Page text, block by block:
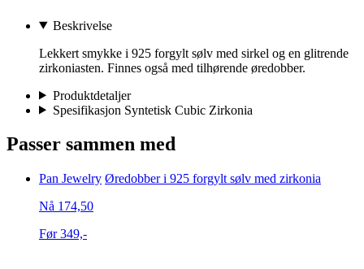
Beskrivelse
Lekkert smykke i 925 forgylt sølv med sirkel og en glitrende
zirkoniasten. Finnes også med tilhørende øredobber.
Produktdetaljer
Spesifikasjon Syntetisk Cubic Zirkonia
Passer sammen med
Pan Jewelry Øredobber i 925 forgylt sølv med zirkonia
Nå 174,50
Før 349,-